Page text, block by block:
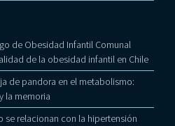
de Obesidad Infantil Comunal
de la obesidad infantil en Chile
de pandora en el metabolismo:
la memoria
se relacionan con la hipertensión